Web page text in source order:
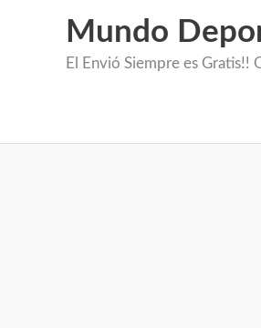
Mundo
El Envió Siempre es